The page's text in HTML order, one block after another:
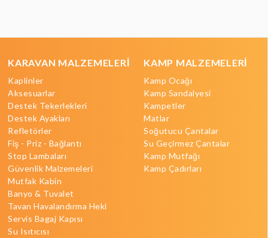
KARAVAN MALZEMELERİ
Kaplinler
Aksesuarlar
Destek Tekerlekleri
Destek Ayakları
Refletörler
Fiş - Priz - Bağlantı
Stop Lambaları
Güvenlik Malzemeleri
Mutfak Kabin
Banyo & Tuvalet
Tavan Havalandırma Heki
Servis Bagaj Kapısı
Su Isıtıcısı
KAMP MALZEMELERİ
Kamp Ocağı
Kamp Sandalyesi
Kampetler
Matlar
Soğutucu Çantalar
Su Geçirmez Çantalar
Kamp Mutfağı
Kamp Çadırları